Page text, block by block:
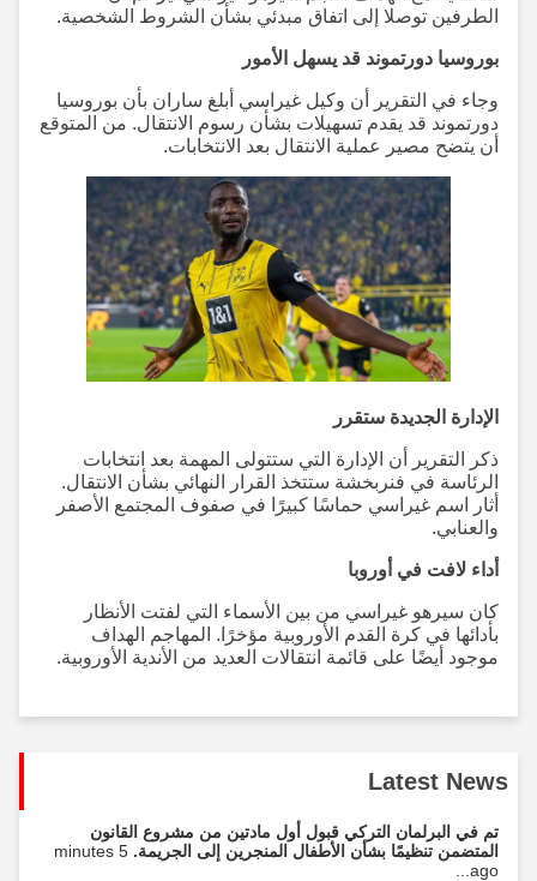
الطرفين توصلا إلى اتفاق مبدئي بشأن الشروط الشخصية.
بوروسيا دورتموند قد يسهل الأمور
وجاء في التقرير أن وكيل غيراسي أبلغ ساران بأن بوروسيا
دورتموند قد يقدم تسهيلات بشأن رسوم الانتقال. من المتوقع
أن يتضح مصير عملية الانتقال بعد الانتخابات.
الإدارة الجديدة ستقرر
ذكر التقرير أن الإدارة التي ستتولى المهمة بعد انتخابات
الرئاسة في فنربخشة ستتخذ القرار النهائي بشأن الانتقال.
أثار اسم غيراسي حماسًا كبيرًا في صفوف المجتمع الأصفر
والعنابي.
أداء لافت في أوروبا
كان سيرهو غيراسي من بين الأسماء التي لفتت الأنظار
بأدائها في كرة القدم الأوروبية مؤخرًا. المهاجم الهداف
موجود أيضًا على قائمة انتقالات العديد من الأندية الأوروبية.
Latest News
تم في البرلمان التركي قبول أول مادتين من مشروع القانون
المتضمن تنظيمًا بشأن الأطفال المنجرين إلى الجريمة.
5 minutes
ago...